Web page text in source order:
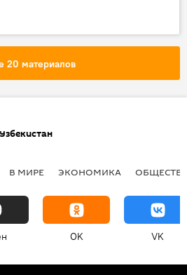
20 материалов
Узбекистан
В МИРЕ ЭКОНОМИКА
OK VK